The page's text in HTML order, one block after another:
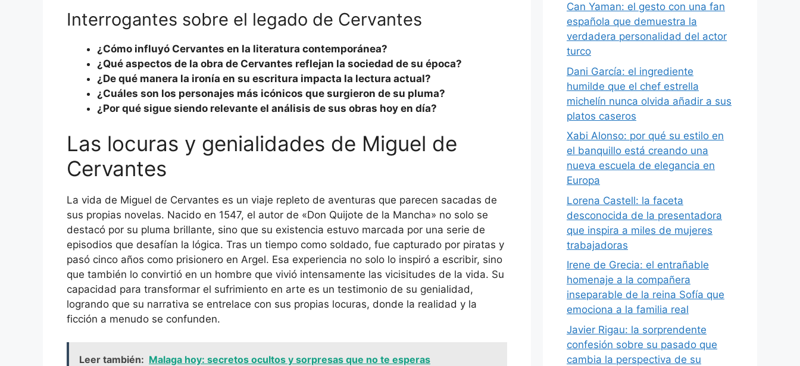
Interrogantes sobre el legado de Cervantes
¿Cómo influyó Cervantes en la literatura contemporánea?
¿Qué aspectos de la obra de Cervantes reflejan la sociedad de su época?
¿De qué manera la ironía en su escritura impacta la lectura actual?
¿Cuáles son los personajes más icónicos que surgieron de su pluma?
¿Por qué sigue siendo relevante el análisis de sus obras hoy en día?
Las locuras y genialidades de Miguel de
Cervantes
La vida de Miguel de Cervantes es un viaje repleto de aventuras que parecen sacadas de
sus propias novelas. Nacido en 1547, el autor de «Don Quijote de la Mancha» no solo se
destacó por su pluma brillante, sino que su existencia estuvo marcada por una serie de
episodios que desafían la lógica. Tras un tiempo como soldado, fue capturado por piratas y
pasó cinco años como prisionero en Argel. Esa experiencia no solo lo inspiró a escribir, sino
que también lo convirtió en un hombre que vivió intensamente las vicisitudes de la vida. Su
capacidad para transformar el sufrimiento en arte es un testimonio de su genialidad,
logrando que su narrativa se entrelace con sus propias locuras, donde la realidad y la
ficción a menudo se confunden.
Leer también: Malaga hoy: secretos ocultos y sorpresas que no te esperas
Can Yaman: el gesto con una fan
española que demuestra la
verdadera personalidad del actor
turco
Dani García: el ingrediente
humilde que el chef estrella
michelín nunca olvida añadir a sus
platos caseros
Xabi Alonso: por qué su estilo en
el banquillo está creando una
nueva escuela de elegancia en
Europa
Lorena Castell: la faceta
desconocida de la presentadora
que inspira a miles de mujeres
trabajadoras
Irene de Grecia: el entrañable
homenaje a la compañera
inseparable de la reina Sofía que
emociona a la familia real
Javier Rigau: la sorprendente
confesión sobre su pasado que
cambia la perspectiva de su